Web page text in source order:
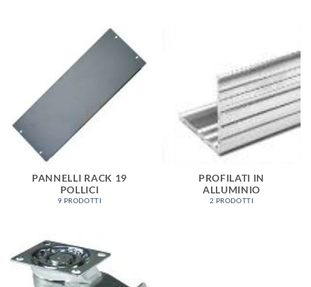
PANNELLI RACK 19
POLLICI
9 PRODOTTI
PROFILATI IN
ALLUMINIO
2 PRODOTTI